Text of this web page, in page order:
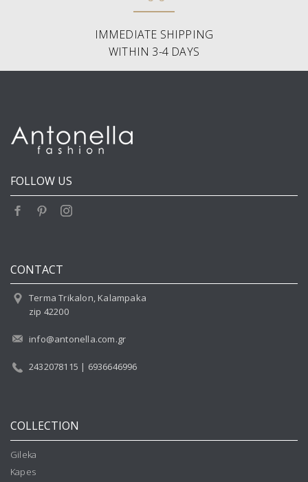
IMMEDIATE SHIPPING
WITHIN 3-4 DAYS
FOLLOW US
CONTACT
Terma Trikalon, Kalampaka
zip 42200
info@antonella.com.gr
2432078115 | 6936646996
COLLECTION
Gileka
Kapes